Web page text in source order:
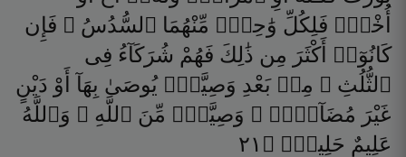
أُخْتٌۭ فَلِكُلِّ وَٰحِدٍۢ مِّنْهُمَا ٱلسُّدُسُ ۚ فَإِن
كَانُوٓا۟ أَكْثَرَ مِن ذَٰلِكَ فَهُمْ شُرَكَآءُ فِى
ٱلثُّلُثِ ۚ مِنۢ بَعْدِ وَصِيَّةٍۢ يُوصَىٰ بِهَآ أَوْ دَيْنٍ
غَيْرَ مُضَآرٍّۢ ۚ وَصِيَّةًۭ مِّنَ ٱللَّهِ ۗ وَٱللَّهُ
عَلِيمٌ حَلِيمٌۭ ۝ ١٢